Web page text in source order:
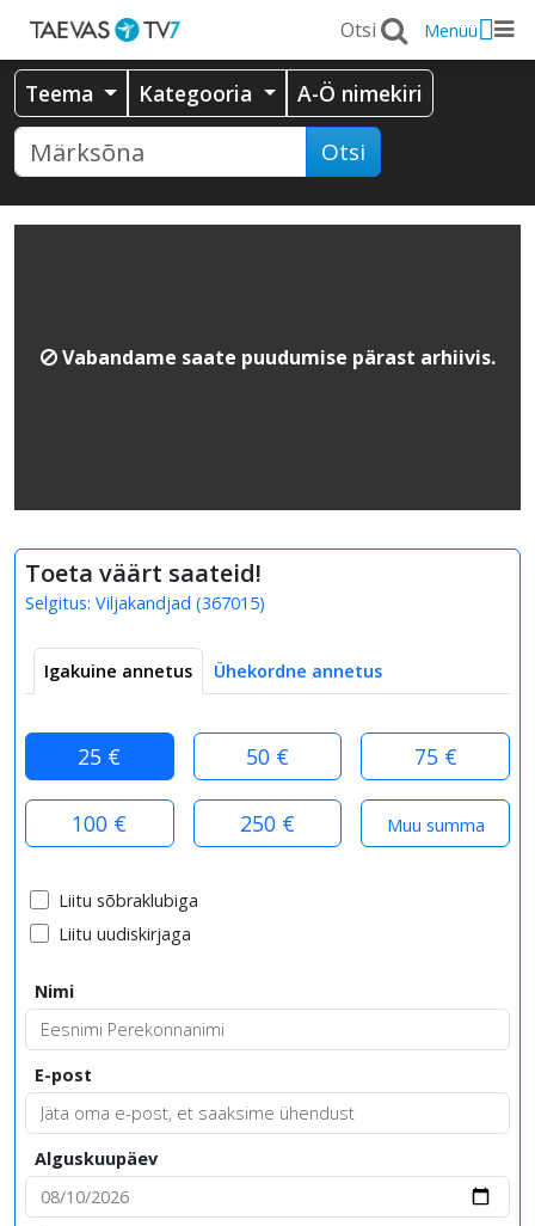
Menüü
Teema Kategooria A-Ö nimekiri
Otsi
Vabandame saate puudumise pärast arhiivis.
Toeta väärt saateid!
Selgitus: Viljakandjad (367015)
Igakuine annetus Ühekordne annetus
25 € 50 € 75 €
100 € 250 €
Liitu sõbraklubiga
Liitu uudiskirjaga
Nimi
E-post
Alguskuupäev